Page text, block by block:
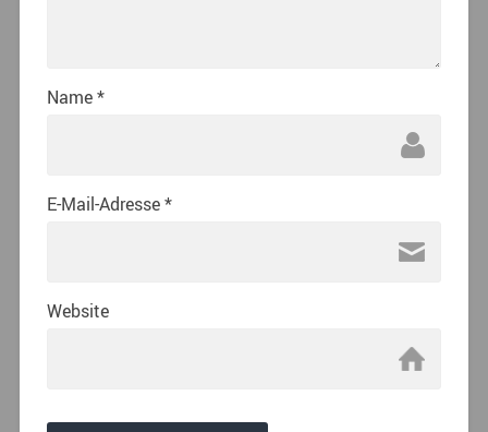
Name*
E-Mail-Adresse*
Website